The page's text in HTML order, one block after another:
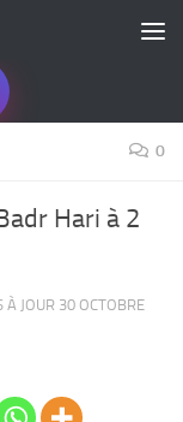
0
Hari à 2
À JOUR 30 OCTOBRE